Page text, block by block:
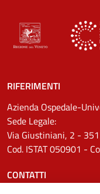
RIFERIMENTI
Azienda Ospedale-
Sede Legale:
Via Giustiniani, 2 -
Cod. ISTAT 050901 -
CONTATTI